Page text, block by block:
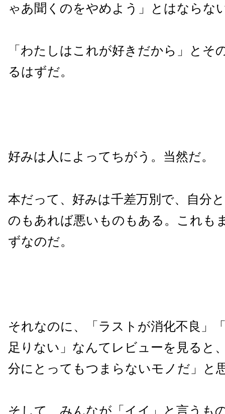
ゃあ聞くのをやめよう」とはならな
「わたしはこれが好きだから」とそ
るはずだ。
好みは人によってちがう。当然だ。
本だって、好みは千差万別で、自分
のもあれば悪いものもある。これも
ずなのだ。
それなのに、「ラストが消化不良」
足りない」なんてレビューを見ると
分にとってもつまらないモノだ」と
そして、みんなが「イイ」と言うも